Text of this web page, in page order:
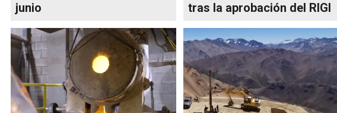
junio
tras la aprobación del RIGI